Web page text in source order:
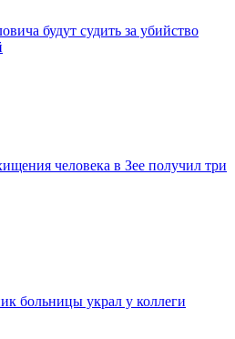
будут судить за убийство
человека в Зее получил три
больницы украл у коллеги